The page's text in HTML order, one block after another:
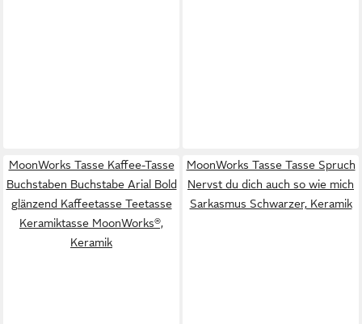
MoonWorks Tasse Kaffee-Tasse
Buchstaben Buchstabe Arial Bold
glänzend Kaffeetasse Teetasse
Keramiktasse MoonWorks®,
Keramik
MoonWorks Tasse Tasse Spruch
Nervst du dich auch so wie mich
Sarkasmus Schwarzer, Keramik